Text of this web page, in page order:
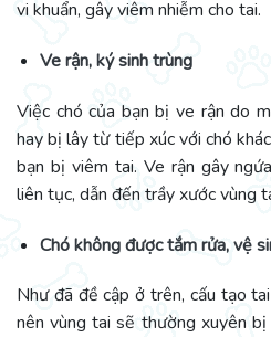
vi khuẩn, gây viêm nhiễm cho tai.
Ve rận, ký sinh trùng
Việc chó của bạn bị ve rận do
hay bị lây từ tiếp xúc với chó
bạn bị viêm tai. Ve rận gây
liên tục, dẫn đến trầy xước vùng
Chó không được tắm rửa, vệ
Như đã đề cập ở trên, cấu tạo
nên vùng tai sẽ thường xuyên